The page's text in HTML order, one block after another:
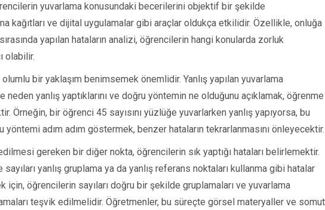
yuvarlama konusundaki becerilerini objektif bir şekilde
kağıtları ve dijital uygulamalar gibi araçlar oldukça etkilidir. Özellikle, onluğa
yapılan hataların analizi, öğrencilerin hangi konularda zorluk
olabilir.
bir yaklaşım benimsemek önemlidir. Yanlış yapılan yuvarlama
yanlış yaptıklarını ve doğru yöntemin ne olduğunu açıklamak, öğrenme
Örneğin, bir öğrenci 45 sayısını yüzlüğe yuvarlarken yanlış yapıyorsa, bu
yöntemi adım adım göstermek, benzer hataların tekrarlanmasını önleyecektir.
gereken bir diğer nokta, öğrencilerin sık yaptığı hataları belirlemektir.
yanlış gruplama ya da yanlış referans noktaları kullanma gibi hatalar
için, öğrencilerin sayıları doğru bir şekilde gruplamaları ve yuvarlama
teşvik edilmelidir. Öğretmenler, bu süreçte görsel materyaller ve somut